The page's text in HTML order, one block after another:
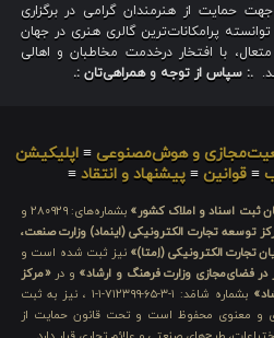
حمایت از هنرمندان گرامی در برگزاری
پرامکانات‌ترین گالری هنری در جهان
با افتخار درخدمت مخاطبان و اهالی
.: سپاس از توجه و همراهی‌تان :.
و هوش‌مصنوعی ≡ اپلیکیشن
≡قوانین ≡پیشنهاد و انتقاد ≡
ثبت اسناد و املاک کشور»
بشماره‌های: ۲۸۰۹۲۹ و
توسعه تجارت الکترونیکی (اینماد) وزارت صنعت،
تجارت الکترونیکی (اِمتا)» نیز ثبت شده است و
فضای‌مجازی وزارت فرهنگ و ارشاد» و در«مرکز
بشماره شامَد: ۱-۳-۶۵-۷۱۲۳۹۹-۱-۱ ، نیز به ثبت
و معنوی محفوظ است و تحت قانون حمایت از